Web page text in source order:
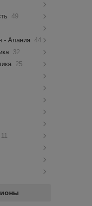
49
- Алания
44
32
25
11